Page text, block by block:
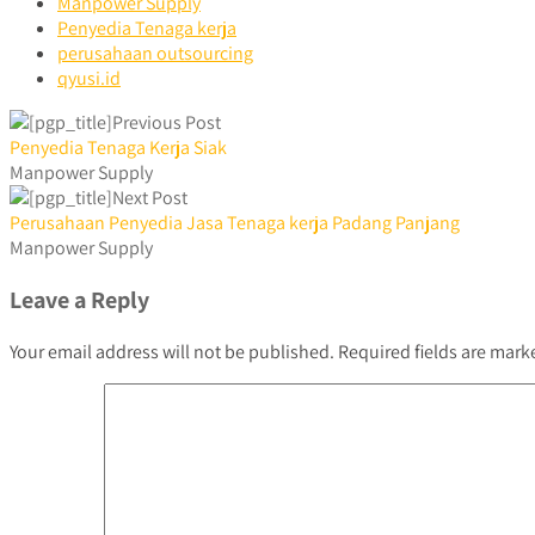
Penyedia Tenaga kerja
perusahaan outsourcing
qyusi.id
Previous Post
Penyedia Tenaga Kerja Siak
Manpower Supply
Next Post
Perusahaan Penyedia Jasa Tenaga kerja Padang Panjang
Manpower Supply
Leave a Reply
Your email address will not be published. Required fields are